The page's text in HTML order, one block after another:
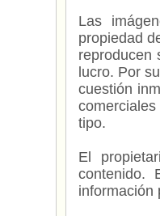
Las
propiedad
reproducen
lucro. Por
cuestión
tipo.
El
contenido.
información